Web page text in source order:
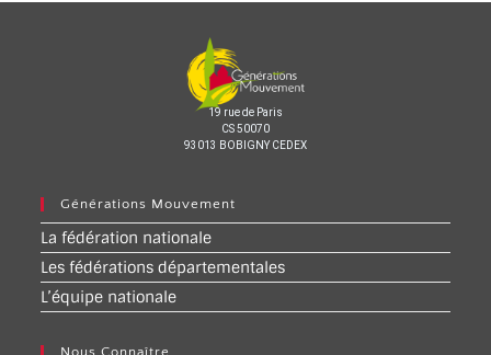
19 rue de Paris
CS 50070
93013 BOBIGNY CEDEX
Générations Mouvement
La fédération nationale
Les fédérations départementales
L’équipe nationale